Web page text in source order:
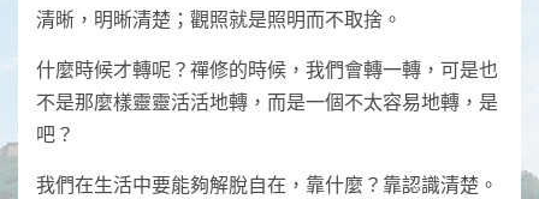
清晰，明晰清楚；觀照就是照明而不取捨。
什麼時候才轉呢？禪修的時候，我們會轉一轉，可是也
不是那麼樣靈靈活活地轉，而是一個不太容易地轉，是
吧？
我們在生活中要能夠解脫自在，靠什麼？靠認識清楚。